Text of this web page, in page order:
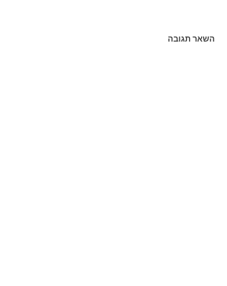
השאר תגובה